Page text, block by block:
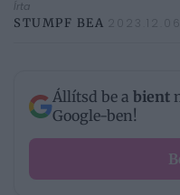
Írta
STUMPF BEA 2023.12.06.
Állítsd be a bient
Google-ben!